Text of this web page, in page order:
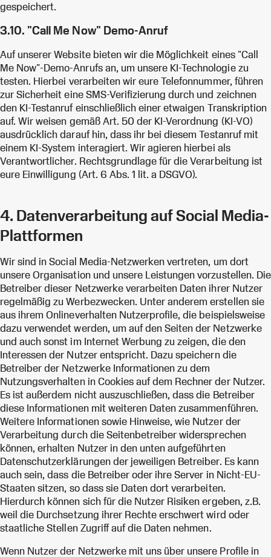
gespeichert.
3.10. "Call Me Now" Demo-Anruf
Auf unserer Website bieten wir die Möglichkeit eines "Call
Me Now"-Demo-Anrufs an, um unsere KI-Technologie zu
testen. Hierbei verarbeiten wir eure Telefonnummer, führen
zur Sicherheit eine SMS-Verifizierung durch und zeichnen
den KI-Testanruf einschließlich einer etwaigen Transkription
auf. Wir weisen gemäß Art. 50 der KI-Verordnung (KI-VO)
ausdrücklich darauf hin, dass ihr bei diesem Testanruf mit
einem KI-System interagiert. Wir agieren hierbei als
Verantwortlicher. Rechtsgrundlage für die Verarbeitung ist
eure Einwilligung (Art. 6 Abs. 1 lit. a DSGVO).
4. Datenverarbeitung auf Social Media-
Plattformen
Wir sind in Social Media-Netzwerken vertreten, um dort
unsere Organisation und unsere Leistungen vorzustellen. Die
Betreiber dieser Netzwerke verarbeiten Daten ihrer Nutzer
regelmäßig zu Werbezwecken. Unter anderem erstellen sie
aus ihrem Onlineverhalten Nutzerprofile, die beispielsweise
dazu verwendet werden, um auf den Seiten der Netzwerke
und auch sonst im Internet Werbung zu zeigen, die den
Interessen der Nutzer entspricht. Dazu speichern die
Betreiber der Netzwerke Informationen zu dem
Nutzungsverhalten in Cookies auf dem Rechner der Nutzer.
Es ist außerdem nicht auszuschließen, dass die Betreiber
diese Informationen mit weiteren Daten zusammenführen.
Weitere Informationen sowie Hinweise, wie Nutzer der
Verarbeitung durch die Seitenbetreiber widersprechen
können, erhalten Nutzer in den unten aufgeführten
Datenschutzerklärungen der jeweiligen Betreiber. Es kann
auch sein, dass die Betreiber oder ihre Server in Nicht-EU-
Staaten sitzen, so dass sie Daten dort verarbeiten.
Hierdurch können sich für die Nutzer Risiken ergeben, z.B.
weil die Durchsetzung ihrer Rechte erschwert wird oder
staatliche Stellen Zugriff auf die Daten nehmen.
Wenn Nutzer der Netzwerke mit uns über unsere Profile in